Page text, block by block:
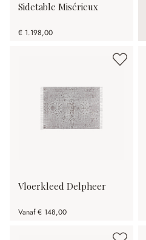
Sidetable Misérieux
€ 1.198,00
Vloerkleed Delpheer
Vanaf € 148,00